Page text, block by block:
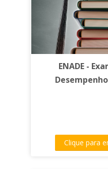
ENADE -
Clique para